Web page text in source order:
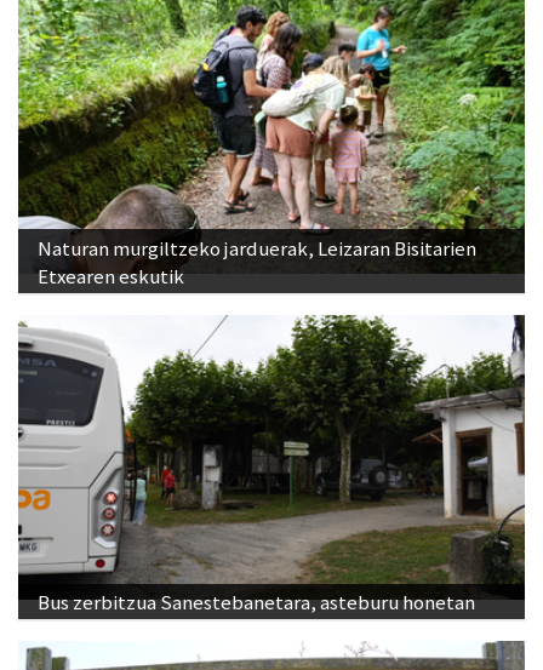
Naturan murgiltzeko jarduerak, Leizaran Bisitarien
Etxearen eskutik
Bus zerbitzua Sanestebanetara, asteburu honetan